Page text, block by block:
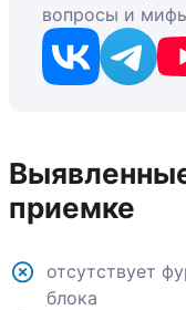
вопросы и
приемке
отсутствует
блока